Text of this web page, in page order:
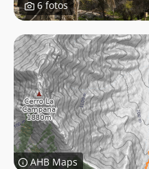
6 fotos
AHB Maps